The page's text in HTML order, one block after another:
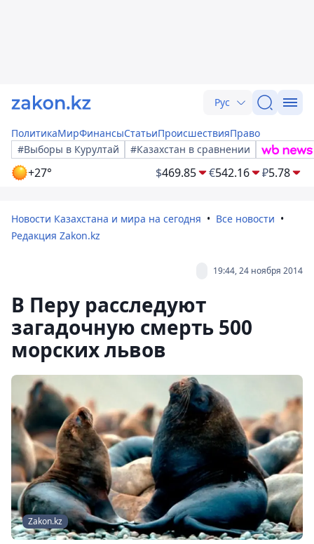
Рус
ПолитикаМирФинансыСтатьиПроисшествияПраво
#Выборы в Курултай
#Казахстан в сравнении
+27° $469.85 €542.16 ₽5.78
Новости Казахстана и мира на сегодня
Все новости
Редакция Zakon.kz
19:44, 24 ноября 2014
В Перу расследуют
загадочную смерть 500
морских львов
Zakon.kz